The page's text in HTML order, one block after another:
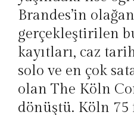
Brandes’in
gerçekleştirilen
kayıtları, caz
solo ve en çok
olan The Köln
dönüştü. Köln 75